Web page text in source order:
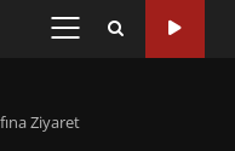
PRIMARY
Ziyaret